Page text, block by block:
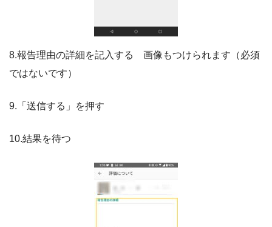
8.報告理由の詳細を記入する 画像もつけられます（必須
ではないです）
9.「送信する」を押す
10.結果を待つ